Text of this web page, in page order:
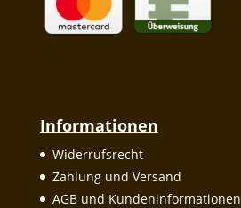
Informationen
Widerrufsrecht
Zahlung und Versand
AGB und Kundeninformationen